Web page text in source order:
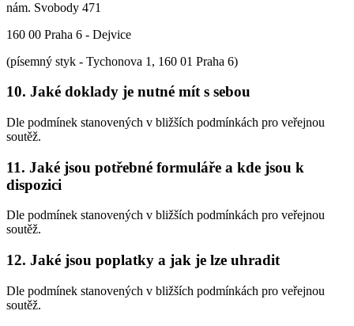
nám. Svobody 471
160 00 Praha 6 - Dejvice
(písemný styk - Tychonova 1, 160 01 Praha 6)
10. Jaké doklady je nutné mít s sebou
Dle podmínek stanovených v bližších podmínkách pro veřejnou
soutěž.
11. Jaké jsou potřebné formuláře a kde jsou k
dispozici
Dle podmínek stanovených v bližších podmínkách pro veřejnou
soutěž.
12. Jaké jsou poplatky a jak je lze uhradit
Dle podmínek stanovených v bližších podmínkách pro veřejnou
soutěž.